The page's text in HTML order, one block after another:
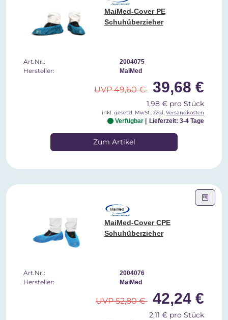
MaiMed-Cover PE
Schuhüberzieher
Art.Nr.: 2004075
Hersteller: MaiMed
UVP 49,60 € 39,68 €
1,98 € pro Stück
inkl. gesetzl. MwSt., zzgl. Versandkosten
Verfügbar Lieferzeit: 3-4 Tage
Zum Artikel
MaiMed-Cover CPE
Schuhüberzieher
Art.Nr.: 2004076
Hersteller: MaiMed
UVP 52,80 € 42,24 €
2,11 € pro Stück